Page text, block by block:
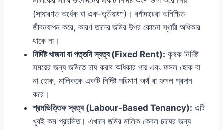
(সাধারণত অর্ধেক বা এক-তৃতীয়াংশ)। বর্গাদারেরা অনিশ্চিত
জীবনযাপন করে, কারণ তাদের জমির উপর কোনো স্থায়ী অধিকার
থাকে না।
নির্দিষ্ট খাজনা বা পত্তনি স্বত্ব (Fixed Rent): কৃষক নির্দিষ্ট
সময়ের জন্য জমিতে চাষ করার অধিকার পায় এবং ফসল হোক বা
না হোক, মালিককে একটি নির্দিষ্ট পরিমাণ অর্থ বা ফসল প্রদান
করে।
শ্রমভিত্তিক স্বত্ব (Labour-Based Tenancy): এটি
খুবই কম প্রচলিত। এখানে জমির মালিক কেবল চাষের জন্য